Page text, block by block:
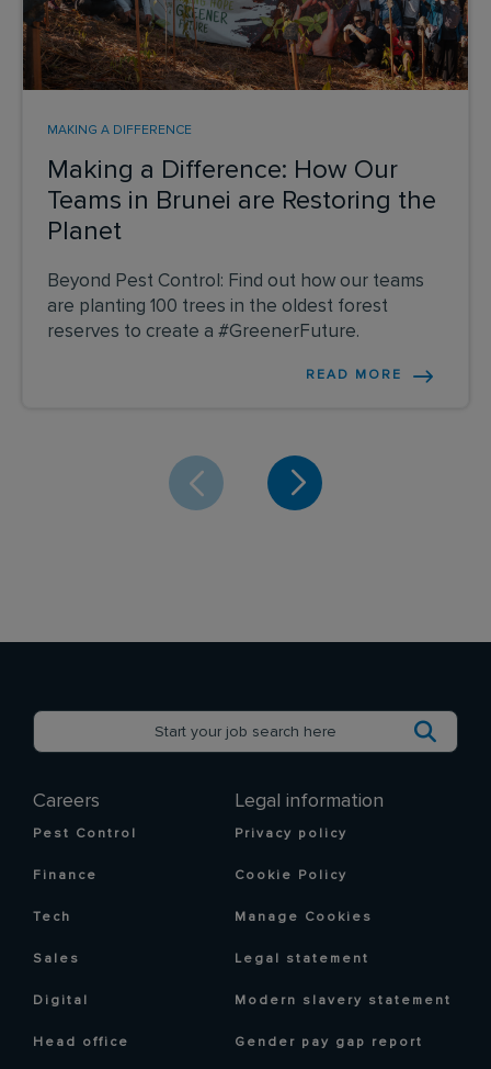
Making a Difference: How Our
Teams in Brunei are Restoring the
Planet
MAKING A DIFFERENCE
Beyond Pest Control: Find out how our teams
are planting 100 trees in the oldest forest
reserves to create a #GreenerFuture.
READ MORE
Careers
Pest Control
Finance
Tech
Sales
Digital
Head office
Legal information
Privacy policy
Cookie Policy
Manage Cookies
Legal statement
Modern slavery statement
Gender pay gap report